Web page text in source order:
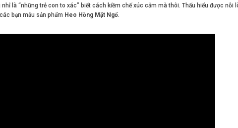
là “những trẻ con to xác” biết cách kiềm chế xúc cảm mà thôi. Thấu hiểu được nỗi
bạn mẫu sản phẩm Heo Hồng Mặt Ngố.